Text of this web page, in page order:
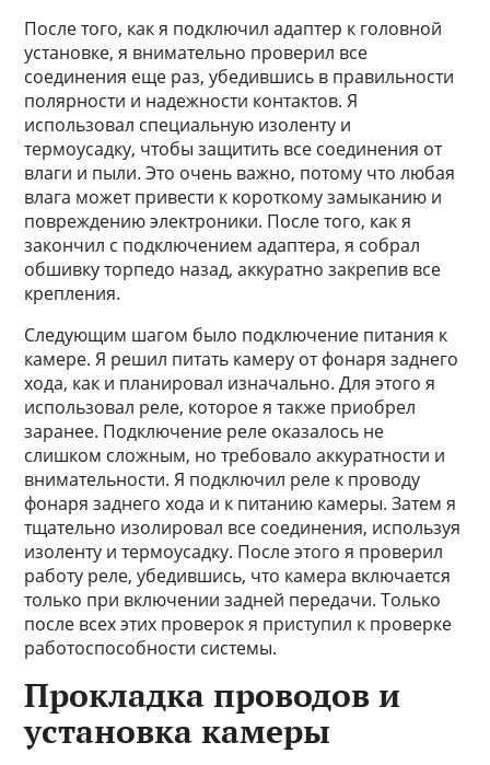
После того, как я подключил адаптер к головной
установке, я внимательно проверил все
соединения еще раз, убедившись в правильности
полярности и надежности контактов. Я
использовал специальную изоленту и
термоусадку, чтобы защитить все соединения от
влаги и пыли. Это очень важно, потому что любая
влага может привести к короткому замыканию и
повреждению электроники. После того, как я
закончил с подключением адаптера, я собрал
обшивку торпедо назад, аккуратно закрепив все
крепления.
Следующим шагом было подключение питания к
камере. Я решил питать камеру от фонаря заднего
хода, как и планировал изначально. Для этого я
использовал реле, которое я также приобрел
заранее. Подключение реле оказалось не
слишком сложным, но требовало аккуратности и
внимательности. Я подключил реле к проводу
фонаря заднего хода и к питанию камеры. Затем я
тщательно изолировал все соединения, используя
изоленту и термоусадку. После этого я проверил
работу реле, убедившись, что камера включается
только при включении задней передачи. Только
после всех этих проверок я приступил к проверке
работоспособности системы.
Прокладка проводов и
установка камеры